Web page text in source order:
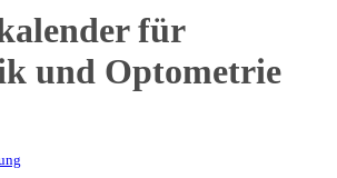
für
und Optometrie